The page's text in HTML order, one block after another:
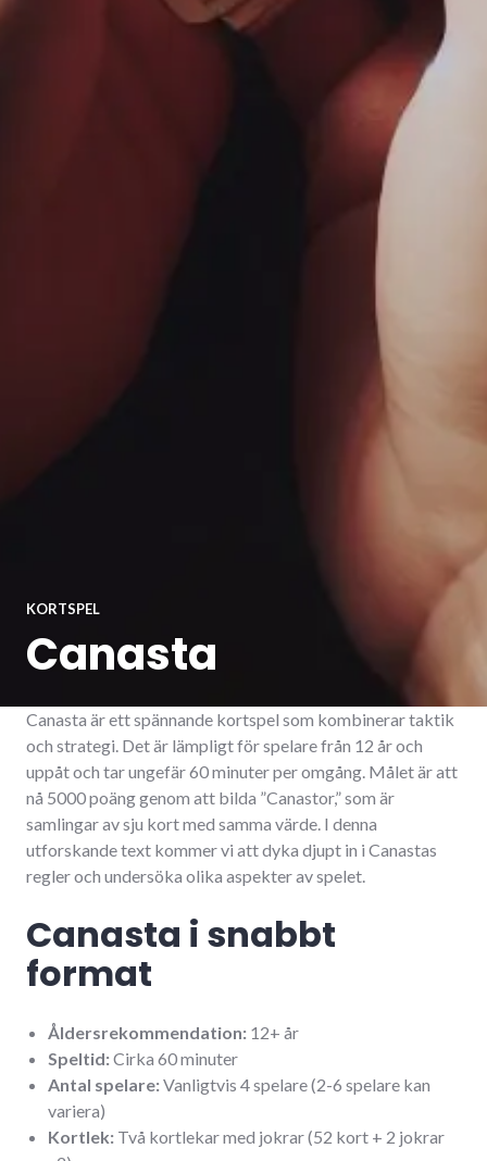
KORTSPEL
Canasta
Canasta är ett spännande kortspel som kombinerar taktik
och strategi. Det är lämpligt för spelare från 12 år och
uppåt och tar ungefär 60 minuter per omgång. Målet är att
nå 5000 poäng genom att bilda ”Canastor,” som är
samlingar av sju kort med samma värde. I denna
utforskande text kommer vi att dyka djupt in i Canastas
regler och undersöka olika aspekter av spelet.
Canasta i snabbt
format
Åldersrekommendation: 12+ år
Speltid:Cirka 60 minuter
Antal spelare:Vanligtvis 4 spelare (2-6 spelare kan
variera)
Kortlek: Två kortlekar med jokrar (52 kort + 2 jokrar